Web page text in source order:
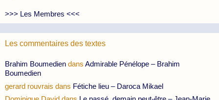
>>> Les Membres <<<
Les commentaires des textes
Brahim Boumedien dans Admirable Pénélope – Brahim
Boumedien
gerard rouvrais dans Fétiche lieu – Daroca Mikael